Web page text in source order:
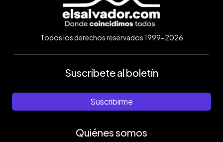
Todos los derechos reservados 1999-2026
Suscríbete al boletín
Suscribirme
Quiénes somos